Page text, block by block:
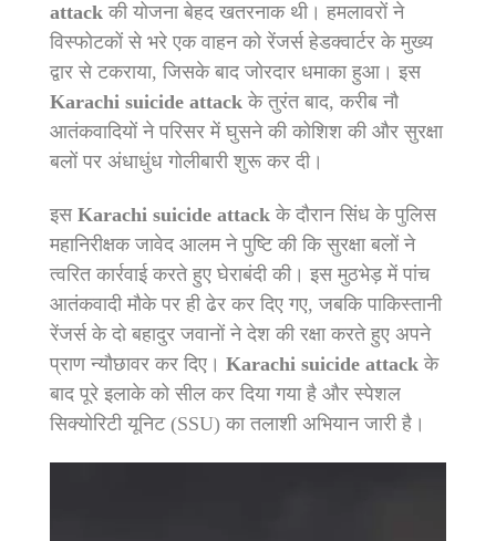
attack की योजना बेहद खतरनाक थी। हमलावरों ने
विस्फोटकों से भरे एक वाहन को रेंजर्स हेडक्वार्टर के मुख्य
द्वार से टकराया, जिसके बाद जोरदार धमाका हुआ। इस
Karachi suicide attack के तुरंत बाद, करीब नौ
आतंकवादियों ने परिसर में घुसने की कोशिश की और सुरक्षा
बलों पर अंधाधुंध गोलीबारी शुरू कर दी।
इस Karachi suicide attack के दौरान सिंध के पुलिस
महानिरीक्षक जावेद आलम ने पुष्टि की कि सुरक्षा बलों ने
त्वरित कार्रवाई करते हुए घेराबंदी की। इस मुठभेड़ में पांच
आतंकवादी मौके पर ही ढेर कर दिए गए, जबकि पाकिस्तानी
रेंजर्स के दो बहादुर जवानों ने देश की रक्षा करते हुए अपने
प्राण न्यौछावर कर दिए। Karachi suicide attack के
बाद पूरे इलाके को सील कर दिया गया है और स्पेशल
सिक्योरिटी यूनिट (SSU) का तलाशी अभियान जारी है।